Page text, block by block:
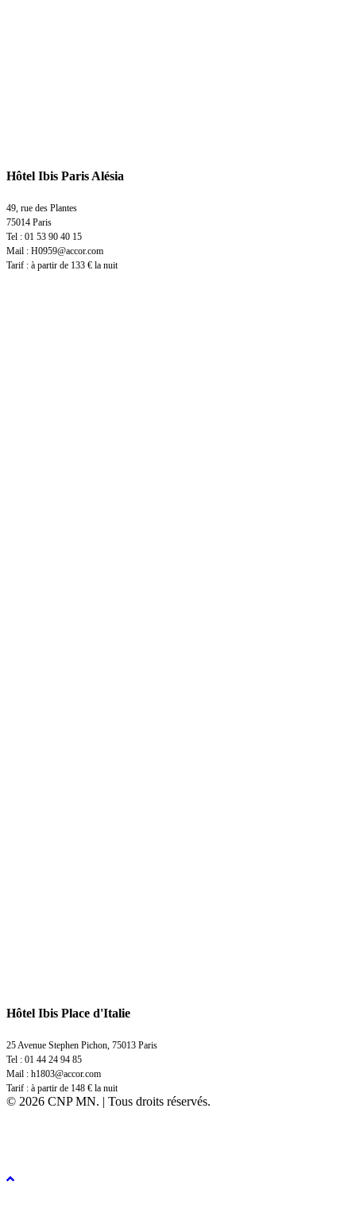
Hôtel Ibis Paris Alésia
49, rue des Plantes
75014 Paris
Tel : 01 53 90 40 15
Mail : H0959@accor.com
Tarif : à partir de 133 € la nuit
Hôtel Ibis Place d'Italie
25 Avenue Stephen Pichon, 75013 Paris
Tel : 01 44 24 94 85
Mail : h1803@accor.com
Tarif : à partir de 148 € la nuit
© 2026 CNP MN. | Tous droits réservés.